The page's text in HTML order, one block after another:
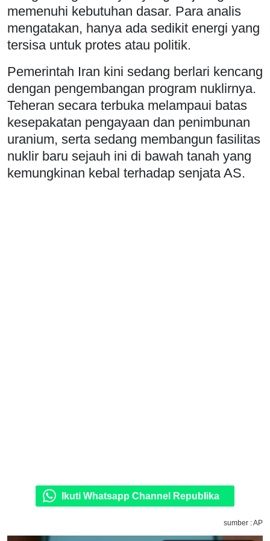
memenuhi kebutuhan dasar. Para analis
mengatakan, hanya ada sedikit energi yang
tersisa untuk protes atau politik.
Pemerintah Iran kini sedang berlari kencang
dengan pengembangan program nuklirnya.
Teheran secara terbuka melampaui batas
kesepakatan pengayaan dan penimbunan
uranium, serta sedang membangun fasilitas
nuklir baru sejauh ini di bawah tanah yang
kemungkinan kebal terhadap senjata AS.
Ikuti Whatsapp Channel Republika
sumber : AP